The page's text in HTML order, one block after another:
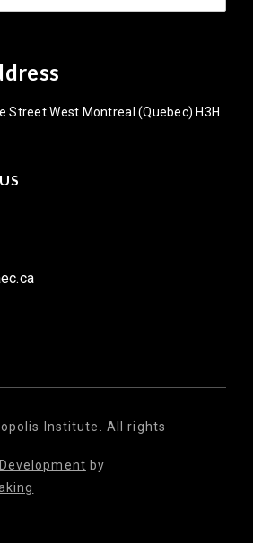
Street West Montreal (Quebec) H3H
Institute. All rights
by